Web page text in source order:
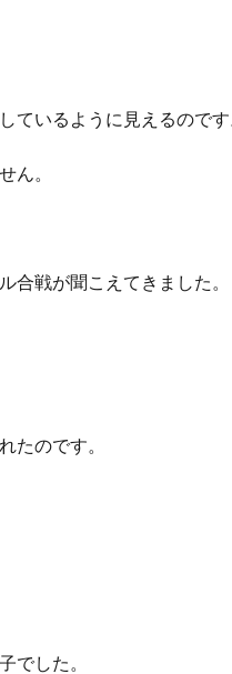
ているように見えるので
ん。
合戦が聞こえてきました。
たのです。
でした。